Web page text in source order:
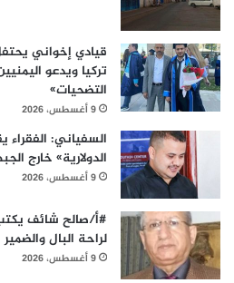
قيادي إخواني
تركيا ويدعو
التضحيات»
9 أغسطس، 2026
السفياني: الفقراء
الدولارية» خارج
9 أغسطس، 2026
#أ/صالح شائف
لراحة البال والضمير
9 أغسطس، 2026